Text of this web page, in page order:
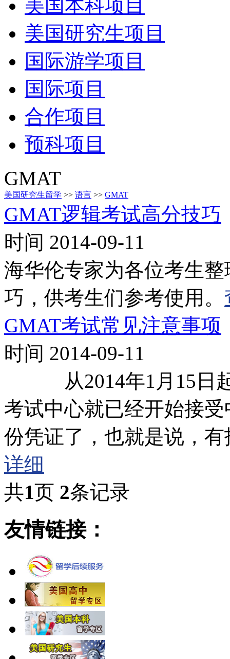
美国本科项目
美国研究生项目
国际游学项目
国际项目
合作项目
预科项目
GMAT
美国研究生留学 >> 语言 >> GMAT
GMAT逻辑考试高分技巧
时间 2014-09-11
海华伦专家为各位考生
巧，供考生们参考使用。
GMAT考试常见注意事项
时间 2014-09-11
从2014年1月15日起
考试中心就已经开始接
份凭证了，也就是说，
详细
共1页 2条记录
友情链接：